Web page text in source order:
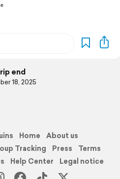
end
18, 2025
Home
About us
Tracking Press
Terms
Help Center
Legal notice